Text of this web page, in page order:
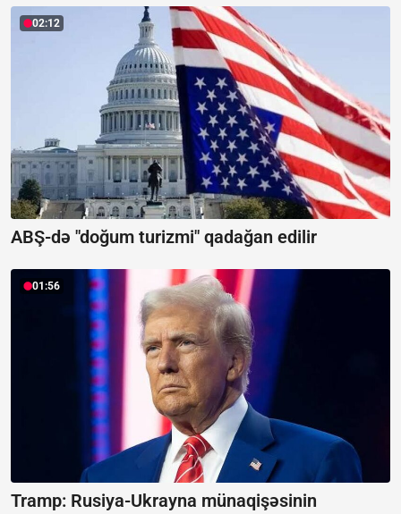
02:12
ABŞ-də "doğum turizmi" qadağan edilir
01:56
Tramp: Rusiya-Ukrayna münaqişəsinin